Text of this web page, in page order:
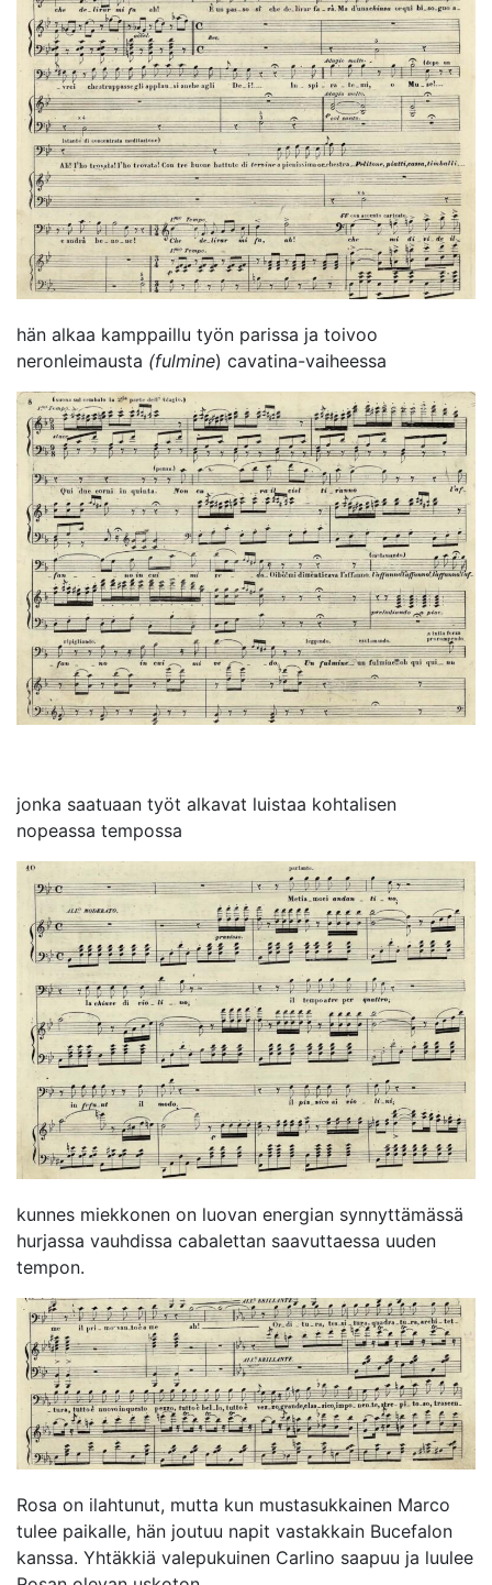
hän alkaa kamppaillu työn parissa ja toivoo
neronleimausta (fulmine) cavatina-vaiheessa
jonka saatuaan työt alkavat luistaa kohtalisen
nopeassa tempossa
kunnes miekkonen on luovan energian synnyttämässä
hurjassa vauhdissa cabalettan saavuttaessa uuden
tempon.
Rosa on ilahtunut, mutta kun mustasukkainen Marco
tulee paikalle, hän joutuu napit vastakkain Bucefalon
kanssa. Yhtäkkiä valepukuinen Carlino saapuu ja luulee